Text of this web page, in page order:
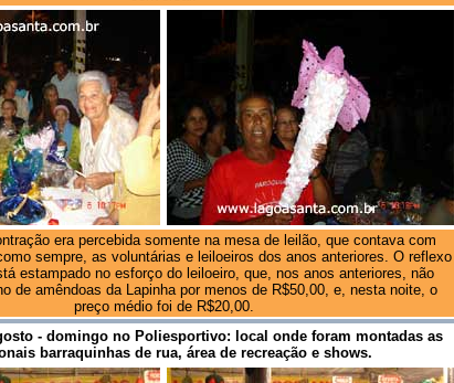
era percebida somente na mesa de leilão, que contava com
sempre, as voluntárias e leiloeiros dos anos anteriores. O reflexo
estampado no esforço do leiloeiro, que, nos anos anteriores, não
de amêndoas da Lapinha por menos de R$50,00, e, nesta noite, o
preço médio foi de R$20,00.
- domingo no Poliesportivo: local onde foram montadas as
barraquinhas de rua, área de recreação e shows.